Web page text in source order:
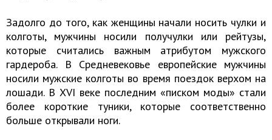
Задолго до того, как женщины начали носить чулки и
колготы, мужчины носили получулки или рейтузы,
которые считались важным атрибутом мужского
гардероба. В Средневековье европейские мужчины
носили мужские колготы во время поездок верхом на
лошади. В XVI веке последним «писком моды» стали
более короткие туники, которые соответственно
больше открывали ноги.